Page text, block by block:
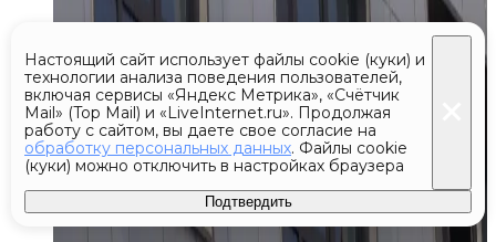
Настоящий сайт использует файлы cookie (куки) и
технологии анализа поведения пользователей,
включая сервисы «Яндекс Метрика», «Счётчик
Mail» (Top Mail) и «LiveInternet.ru». Продолжая
работу с сайтом, вы даете свое согласие на
обработку персональных данных. Файлы cookie
(куки) можно отключить в настройках браузера
Подтвердить